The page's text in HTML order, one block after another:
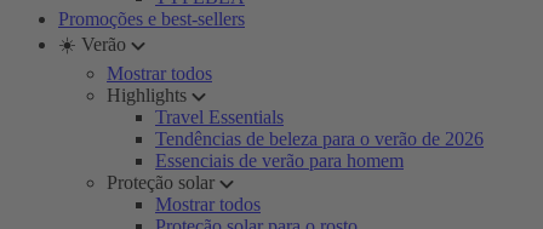
Promoções e best-sellers
☀️ Verão
Mostrar todos
Highlights
Travel Essentials
Tendências de beleza para o verão de 2026
Essenciais de verão para homem
Proteção solar
Mostrar todos